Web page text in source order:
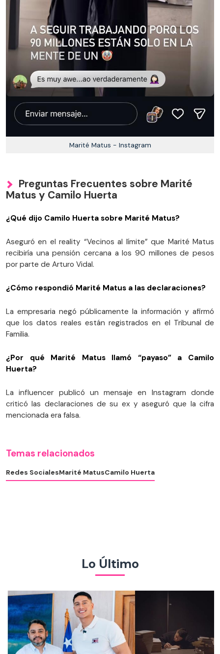
Marité Matus - Instagram
Preguntas Frecuentes sobre Marité
Matus y Camilo Huerta
¿Qué dijo Camilo Huerta sobre Marité Matus?
Aseguró en el reality “Vecinos al límite” que Marité Matus
recibiría una pensión cercana a los 90 millones de pesos
por parte de Arturo Vidal.
¿Cómo respondió Marité Matus a las declaraciones?
La empresaria negó públicamente la información y afirmó
que los datos reales están registrados en el Tribunal de
Familia.
¿Por qué Marité Matus llamó “payaso” a Camilo
Huerta?
La influencer publicó un mensaje en Instagram donde
criticó las declaraciones de su ex y aseguró que la cifra
mencionada era falsa.
Temas relacionados
Redes SocialesMarité MatusCamilo Huerta
Lo Último